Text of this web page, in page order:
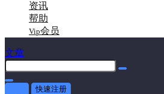
资讯
帮助
Vip会员
文章
快速注册